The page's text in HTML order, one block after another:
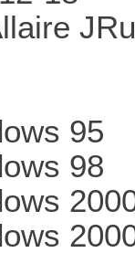
95
98